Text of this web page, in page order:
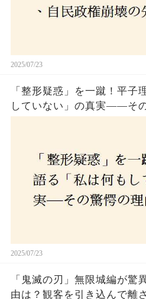
2025/07/23
「整形疑惑」を一蹴！平子
していない」の真実——そ
2025/07/23
「鬼滅の刃」無限城編が驚
由は？観客を引き込んで離